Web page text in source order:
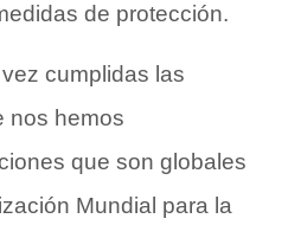
de protección.
cumplidas las
nos hemos
que son globales
Mundial para la